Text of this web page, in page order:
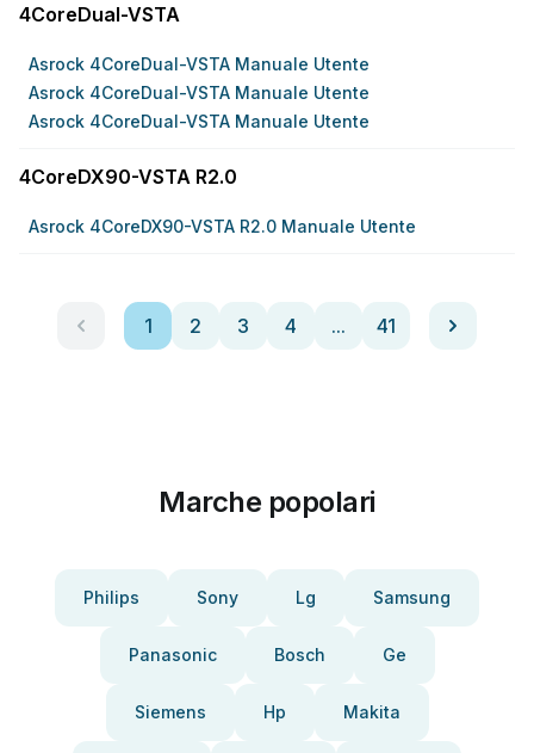
4CoreDual-VSTA
Asrock 4CoreDual-VSTA Manuale Utente
Asrock 4CoreDual-VSTA Manuale Utente
Asrock 4CoreDual-VSTA Manuale Utente
4CoreDX90-VSTA R2.0
Asrock 4CoreDX90-VSTA R2.0 Manuale Utente
1 2 3 4 ... 41
Marche popolari
Philips Sony Lg Samsung
Panasonic Bosch Ge
Siemens Hp Makita